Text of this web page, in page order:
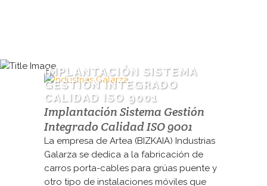
IMPLANTACIÓN SISTEMA
GESTIÓN INTEGRADO
CALIDAD ISO 9001
Implantación Sistema Gestión
Integrado Calidad ISO 9001
La empresa de Artea (BIZKAIA) Industrias
Galarza se dedica a la fabricación de
carros porta-cables para grúas puente y
otro tipo de instalaciones móviles que